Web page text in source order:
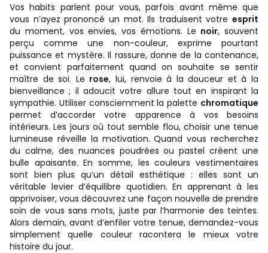
Vos habits parlent pour vous, parfois avant même que
vous n’ayez prononcé un mot. Ils traduisent votre esprit
du moment, vos envies, vos émotions. Le noir, souvent
perçu comme une non-couleur, exprime pourtant
puissance et mystère. Il rassure, donne de la contenance,
et convient parfaitement quand on souhaite se sentir
maître de soi. Le rose, lui, renvoie à la douceur et à la
bienveillance ; il adoucit votre allure tout en inspirant la
sympathie. Utiliser consciemment la palette chromatique
permet d’accorder votre apparence à vos besoins
intérieurs. Les jours où tout semble flou, choisir une tenue
lumineuse réveille la motivation. Quand vous recherchez
du calme, des nuances poudrées ou pastel créent une
bulle apaisante. En somme, les couleurs vestimentaires
sont bien plus qu’un détail esthétique : elles sont un
véritable levier d’équilibre quotidien. En apprenant à les
apprivoiser, vous découvrez une façon nouvelle de prendre
soin de vous sans mots, juste par l’harmonie des teintes.
Alors demain, avant d’enfiler votre tenue, demandez-vous
simplement quelle couleur racontera le mieux votre
histoire du jour.